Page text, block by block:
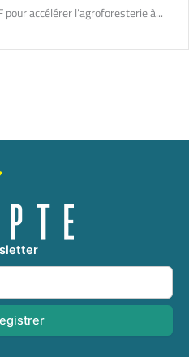
pour accélérer l’agroforesterie à...